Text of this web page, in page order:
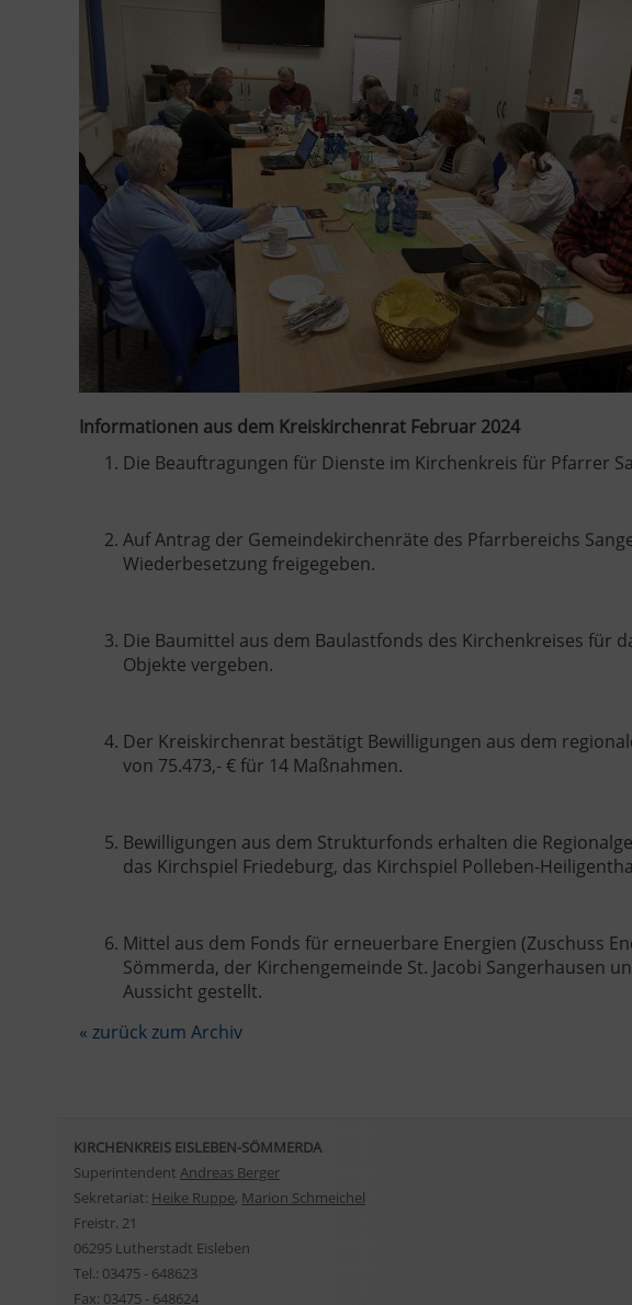
Informationen aus dem Kreiskirchenrat Februar 2024
Die Beauftragungen für Dienste im Kirchenkreis für Pfarrer
Auf Antrag der Gemeindekirchenräte des Pfarrbereichs
Wiederbesetzung freigegeben.
Die Baumittel aus dem Baulastfonds des Kirchenkreises für
Objekte vergeben.
Der Kreiskirchenrat bestätigt Bewilligungen aus dem
von 75.473,- € für 14 Maßnahmen.
Bewilligungen aus dem Strukturfonds erhalten die
das Kirchspiel Friedeburg, das Kirchspiel Polleben-
Mittel aus dem Fonds für erneuerbare Energien (Zuschuss
Sömmerda, der Kirchengemeinde St. Jacobi Sangerhausen
Aussicht gestellt.
« zurück zum Archiv
KIRCHENKREIS EISLEBEN-SÖMMERDA
Superintendent Andreas Berger
Sekretariat: Heike Ruppe, Marion Schmeichel
Freistr. 21
06295 Lutherstadt Eisleben
Tel.: 03475 - 648623
Fax: 03475 - 648624